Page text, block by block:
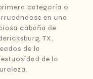
categoría o
en una
cabaña de
TX,
de la
de la